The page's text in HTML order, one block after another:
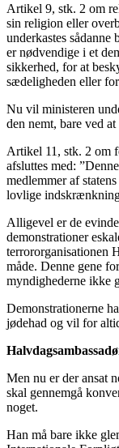
Artikel 9, stk. 2 om
sin religion eller
underkastes
er nødvendige i et
sikkerhed, for at
sædeligheden eller
Nu vil ministeren
den nemt, bare ved
Artikel 11, stk. 2 om
afsluttes med:
medlemmer af
lovlige
Alligevel er de
demonstrationer
terrororganisationen
måde. Denne gene
myndighederne ikke
Demonstrationerne
jødehad og vil for
Men nu er der ansat
skal gennemgå
noget.
Han må bare ikke